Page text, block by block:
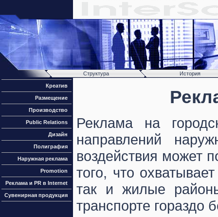
Структура История
Креатив
Размещение
Производство
Public Relations
Дизайн
Полиграфия
Наружная реклама
Promotion
Реклама и PR в Internet
Сувенирная продукция
Реклама на
направлений
воздействия может
того, что
так и жилые
транспорте гораздо